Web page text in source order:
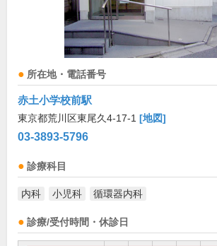
所在地・電話番号
赤土小学校前駅
東京都荒川区東尾久4-17-1 [地図]
03-3893-5796
診療科目
内科 小児科 循環器内科
診療/受付時間・休診日